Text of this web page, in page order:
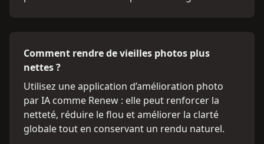
Comment rendre de vieilles photos plus
nettes ?
Utilisez une application d’amélioration photo
par IA comme Renew : elle peut renforcer la
netteté, réduire le flou et améliorer la clarté
globale tout en conservant un rendu naturel.